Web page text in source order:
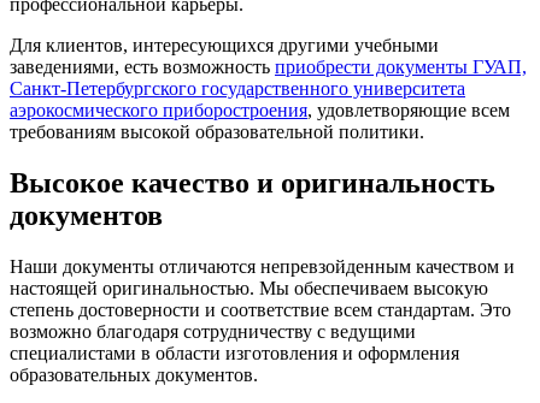
Для клиентов, интересующихся другими учебными
заведениями, есть возможность приобрести документы ГУАП,
Санкт-Петербургского государственного университета
аэрокосмического приборостроения, удовлетворяющие всем
требованиям высокой образовательной политики.
Высокое качество и оригинальность
документов
Наши документы отличаются непревзойденным качеством и
настоящей оригинальностью. Мы обеспечиваем высокую
степень достоверности и соответствие всем стандартам. Это
возможно благодаря сотрудничеству с ведущими
специалистами в области изготовления и оформления
образовательных документов.